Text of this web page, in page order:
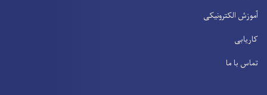
آموزش الکترونیکی
کاریابی
تماس با ما